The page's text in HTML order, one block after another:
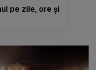
pe zile, ore și